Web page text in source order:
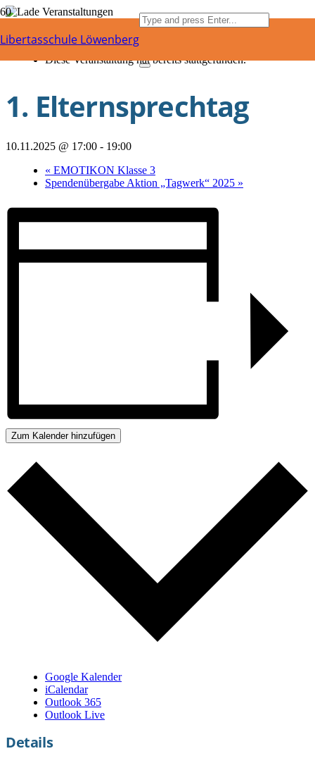
Libertasschule Löwenberg
« Alle Veranstaltungen
Diese Veranstaltung hat bereits stattgefunden.
1. Elternsprechtag
10.11.2025 @ 17:00 - 19:00
« EMOTIKON Klasse 3
Spendenübergabe Aktion „Tagwerk“ 2025 »
Zum Kalender hinzufügen
Google Kalender
iCalendar
Outlook 365
Outlook Live
Details